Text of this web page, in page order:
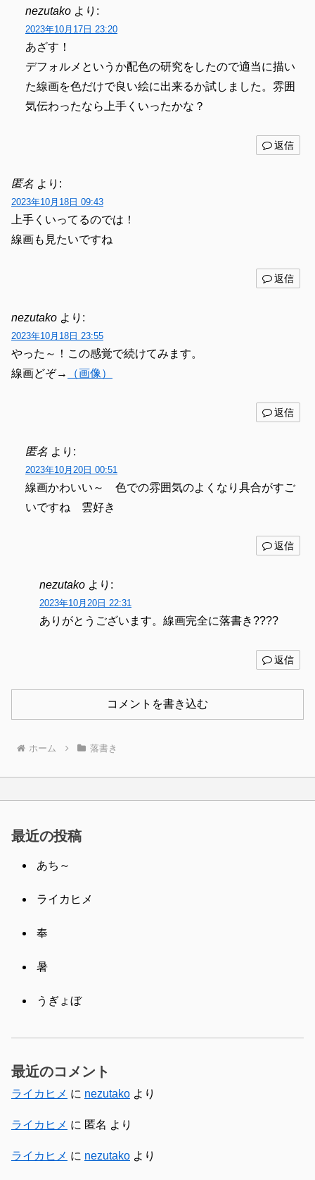
nezutako より:
2023年10月17日 23:20
あざす！
デフォルメというか配色の研究をしたので適当に描い
た線画を色だけで良い絵に出来るか試しました。雰囲
気伝わったなら上手くいったかな？
返信
匿名 より:
2023年10月18日 09:43
上手くいってるのでは！
線画も見たいですね
返信
nezutako より:
2023年10月18日 23:55
やった～！この感覚で続けてみます。
線画どぞ→
（画像）
返信
匿名 より:
2023年10月20日 00:51
線画かわいい～ 色での雰囲気のよくなり具合がすご
いですね 雲好き
返信
nezutako より:
2023年10月20日 22:31
ありがとうございます。線画完全に落書き????
返信
コメントを書き込む
ホーム 落書き
最近の投稿
あち～
ライカヒメ
奉
暑
うぎょぼ
最近のコメント
ライカヒメ に nezutako より
ライカヒメ に 匿名 より
ライカヒメ に nezutako より